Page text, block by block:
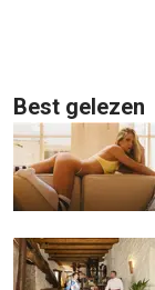
Best gelezen